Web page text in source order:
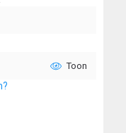
Toon